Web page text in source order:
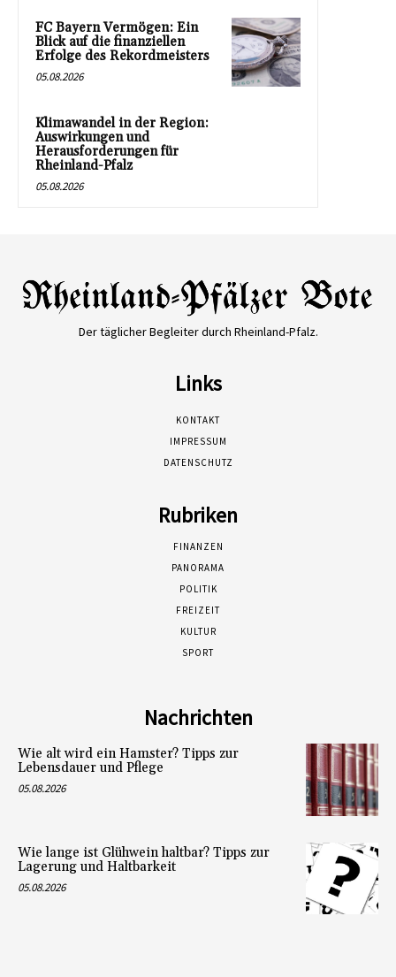
FC Bayern Vermögen: Ein
Blick auf die finanziellen
Erfolge des Rekordmeisters
05.08.2026
Klimawandel in der Region:
Auswirkungen und
Herausforderungen für
Rheinland-Pfalz
05.08.2026
Der täglicher Begleiter durch Rheinland-Pfalz.
Links
KONTAKT
IMPRESSUM
DATENSCHUTZ
Rubriken
FINANZEN
PANORAMA
POLITIK
FREIZEIT
KULTUR
SPORT
Nachrichten
Wie alt wird ein Hamster? Tipps zur
Lebensdauer und Pflege
05.08.2026
Wie lange ist Glühwein haltbar? Tipps zur
Lagerung und Haltbarkeit
05.08.2026